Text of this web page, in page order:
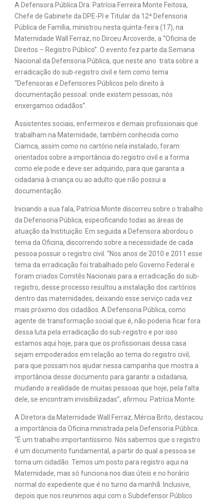
A Defensora Pública Dra. Patrícia Ferreira Monte Feitosa,
Chefe de Gabinete da DPE-PI e Titular da 12ª Defensoria
Pública de Família, ministrou nesta quinta-feira (17), na
Maternidade Wall Ferraz, no Dirceu Arcoverde, a “Oficina de
Direitos – Registro Público”. O evento fez parte da Semana
Nacional da Defensoria Pública, que neste ano trata sobre a
erradicação do sub-registro civil e tem como tema
“Defensoras e Defensores Públicos pelo direito à
documentação pessoal: onde existem pessoas, nós
enxergamos cidadãos”.
Assistentes sociais, enfermeiros e demais profissionais que
trabalham na Maternidade, também conhecida como
Ciamca, assim como no cartório nela instalado, foram
orientados sobre a importância do registro civil e a forma
como ele pode e deve ser adquirido, para que garanta a
cidadania à criança ou ao adulto que não possui a
documentação.
Iniciando a sua fala, Patrícia Monte discorreu sobre o trabalho
da Defensoria Pública, especificando todas as áreas de
atuação da Instituição. Em seguida a Defensora abordou o
tema da Oficina, discorrendo sobre a necessidade de cada
pessoa possuir o registro civil. “Nos anos de 2010 e 2011 esse
tema da erradicação foi trabalhado pelo Governo Federal e
foram criados Comitês Nacionais para a erradicação do sub-
registro, desse processo resultou a instalação dos cartórios
dentro das maternidades, deixando esse serviço cada vez
mais próximo dos cidadãos. A Defensoria Pública, como
agente de transformação social que é, não poderia ficar fora
dessa luta pela erradicação do sub-registro e por isso
estamos aqui hoje, para que os profissionais dessa casa
sejam empoderados em relação ao tema do registro civil,
para que possam nos ajudar nessa campanha que mostra a
importância desse documento para garantir a cidadania,
mudando a realidade de muitas pessoas que hoje, pela falta
dele, se encontram invisibilizadas”, afirmou Patrícia Monte.
A Diretora da Maternidade Wall Ferraz, Mércia Brito, destacou
a importância da Oficina ministrada pela Defensoria Pública.
“É um trabalho importantíssimo. Nós sabemos que o registro
é um documento fundamental, a partir do qual a pessoa se
torna um cidadão. Temos um posto para registro aqui na
Maternidade, mas só funciona nos dias úteis e no horário
normal do expediente que é no turno da manhã. Inclusive,
depois que nos reunimos aqui com o Subdefensor Público